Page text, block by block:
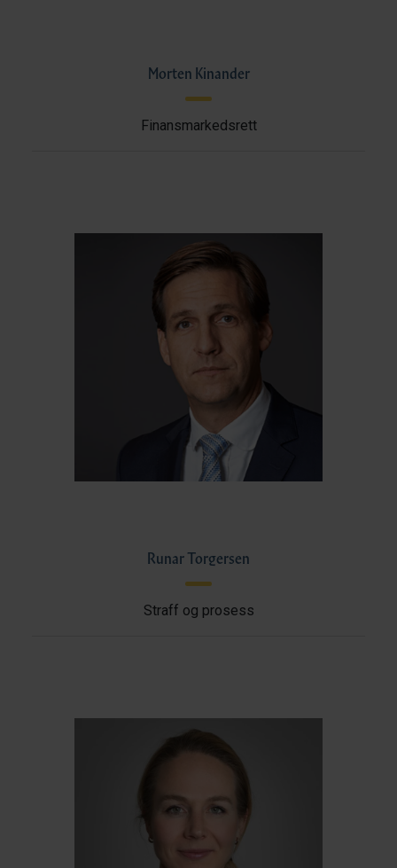
Morten Kinander
Finansmarkedsrett
Runar Torgersen
Straff og prosess